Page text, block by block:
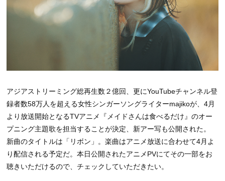
アジアストリーミング総再生数２億回、更にYouTubeチャンネル登
録者数58万人を超える女性シンガーソングライターmajikoが、4月
より放送開始となるTVアニメ『メイドさんは食べるだけ』のオー
プニング主題歌を担当することが決定、新アー写も公開された。
新曲のタイトルは「リボン」。楽曲はアニメ放送に合わせて4月よ
り配信される予定だ。本日公開されたアニメPVにてその一部をお
聴きいただけるので、チェックしていただきたい。